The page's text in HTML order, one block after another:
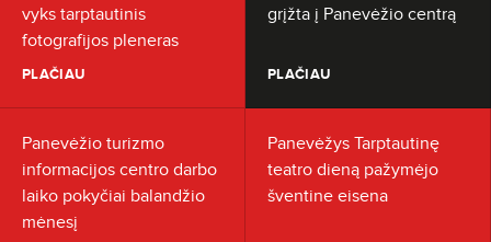
vyks tarptautinis
fotografijos pleneras
PLAČIAU
grįžta į Panevėžio centrą
PLAČIAU
Panevėžio turizmo
informacijos centro darbo
laiko pokyčiai balandžio
mėnesį
Panevėžys Tarptautinę
teatro dieną pažymėjo
šventine eisena